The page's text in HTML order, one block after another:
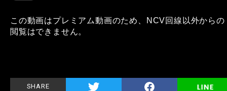
この動画はプレミアム動画のため、NCV回線以外からの
閲覧はできません。
SHARE